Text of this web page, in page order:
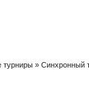
турниры » Синхронный